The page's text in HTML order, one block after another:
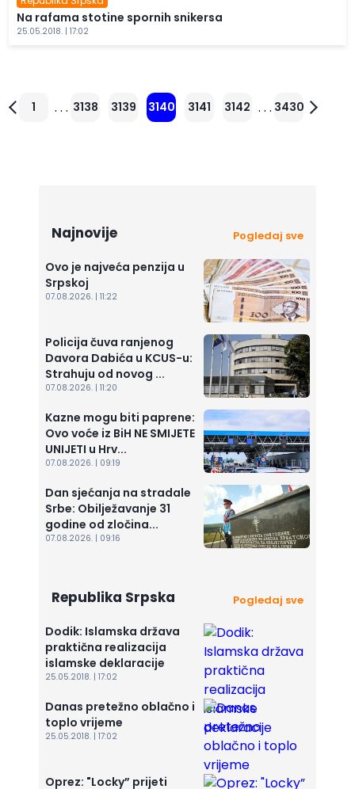
Na rafama stotine spornih snikersa
25.05.2018. | 17:02
1 . . . 3138 3139 3140 3141 3142 . . . 3430
Najnovije Pogledaj sve
Ovo je najveća penzija u
Srpskoj
07.08.2026. | 11:22
Policija čuva ranjenog
Davora Dabića u KCUS-u:
Strahuju od novog ...
07.08.2026. | 11:20
Kazne mogu biti paprene:
Ovo voće iz BiH NE SMIJETE
UNIJETI u Hrv...
07.08.2026. | 09:19
Dan sjećanja na stradale
Srbe: Obilježavanje 31
godine od zločina...
07.08.2026. | 09:16
Republika Srpska Pogledaj sve
Dodik: Islamska država
praktična realizacija
islamske deklaracije
25.05.2018. | 17:02
Danas pretežno oblačno i
toplo vrijeme
25.05.2018. | 17:02
Oprez: "Locky” prijeti